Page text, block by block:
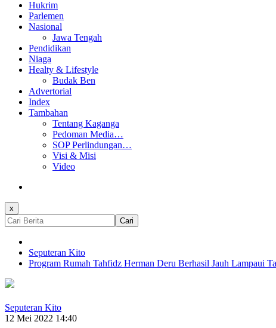
Hukrim
Parlemen
Nasional
Jawa Tengah
Pendidikan
Niaga
Healty & Lifestyle
Budak Ben
Advertorial
Index
Tambahan
Tentang Kaganga
Pedoman Media…
SOP Perlindungan…
Visi & Misi
Video
x
Cari
Seputeran Kito
Program Rumah Tahfidz Herman Deru Berhasil Jauh Lampaui
Seputeran Kito
12 Mei 2022 14:40